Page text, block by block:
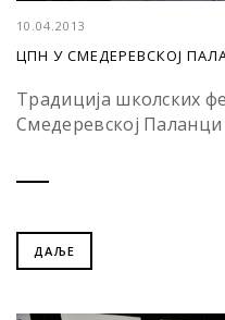
10.04.2013
ЦПН У СМЕДЕРЕВСКОЈ
Традиција школских
Смедеревској
ДАЉЕ